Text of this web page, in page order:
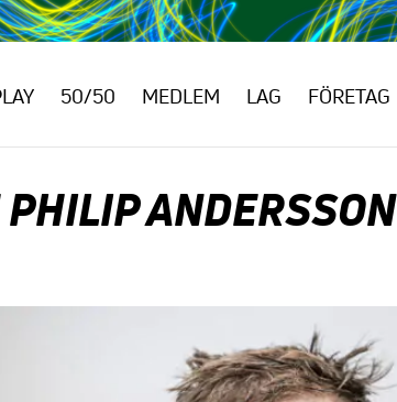
50/50 MEDLEM LAG FÖRETAG
ANDERSSON